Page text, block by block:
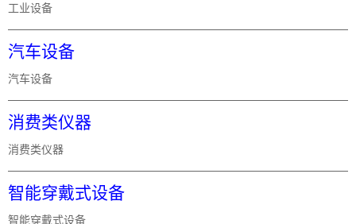
工业设备
汽车设备
汽车设备
消费类仪器
消费类仪器
智能穿戴式设备
智能穿戴式设备